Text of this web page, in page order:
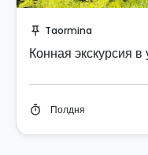
push_pin Taormina
Конная экскурсия
timer Полдня